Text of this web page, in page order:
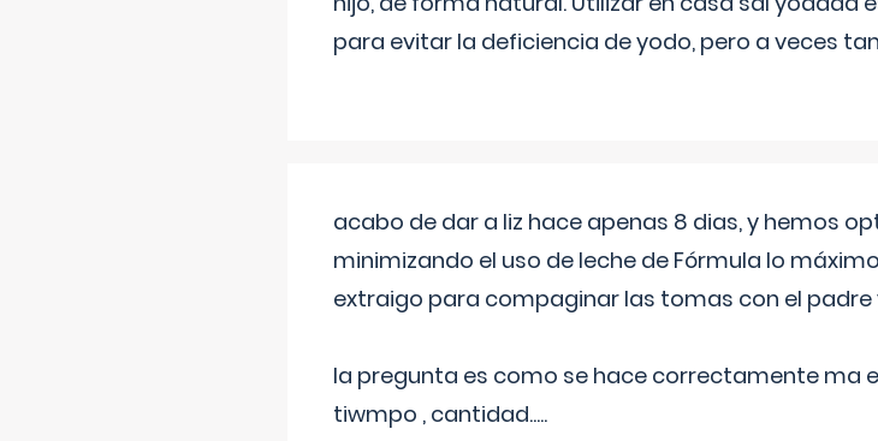
para evitar la deficiencia de yodo, pero a veces
acabo de dar a liz hace apenas 8 dias, y hemos
minimizando el uso de leche de Fórmula lo
extraigo para compaginar las tomas con el padre
la pregunta es como se hace correctamente ma
tiwmpo , cantidad.....